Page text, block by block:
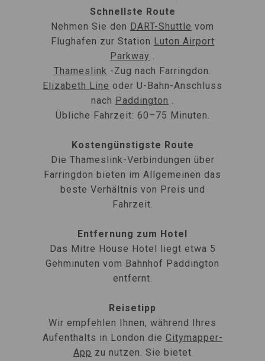
Schnellste Route
Nehmen Sie den DART-Shuttle vom
Flughafen zur Station Luton Airport
Parkway .
Thameslink -Zug nach Farringdon.
Elizabeth Line oder U-Bahn-Anschluss
nach Paddington .
Übliche Fahrzeit: 60–75 Minuten.
Kostengünstigste Route
Die Thameslink-Verbindungen über
Farringdon bieten im Allgemeinen das
beste Verhältnis von Preis und
Fahrzeit.
Entfernung zum Hotel
Das Mitre House Hotel liegt etwa 5
Gehminuten vom Bahnhof Paddington
entfernt.
Reisetipp
Wir empfehlen Ihnen, während Ihres
Aufenthalts in London die Citymapper-
App zu nutzen. Sie bietet